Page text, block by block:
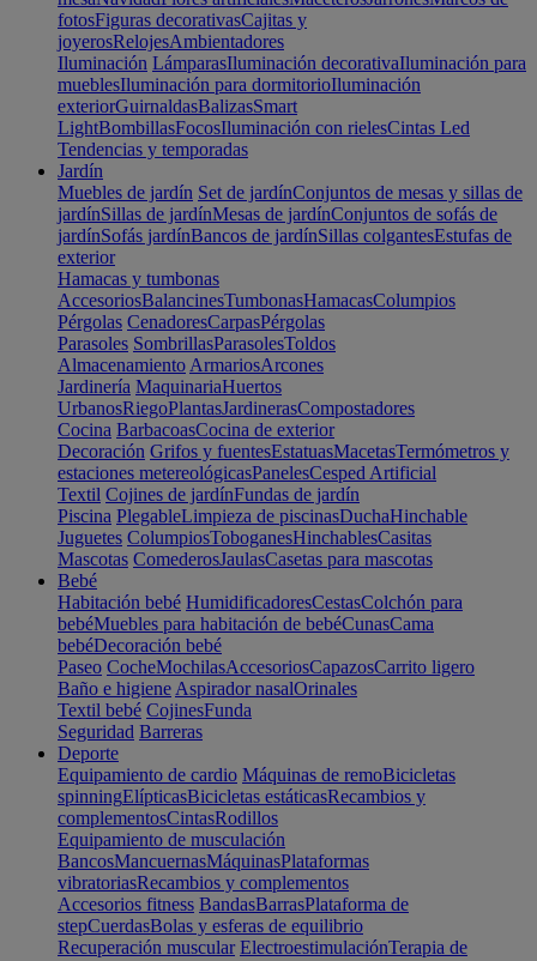
fotosFiguras decorativasCajitas y
joyerosRelojesAmbientadores
Iluminación LámparasIluminación decorativaIluminación para
mueblesIluminación para dormitorioIluminación
exteriorGuirnaldasBalizasSmart
LightBombillasFocosIluminación con rielesCintas Led
Tendencias y temporadas
Jardín
Muebles de jardín Set de jardínConjuntos de mesas y sillas de
jardínSillas de jardínMesas de jardínConjuntos de sofás de
jardínSofás jardínBancos de jardínSillas colgantesEstufas de
exterior
Hamacas y tumbonas
AccesoriosBalancinesTumbonasHamacasColumpios
Pérgolas CenadoresCarpasPérgolas
Parasoles SombrillasParasolesToldos
Almacenamiento ArmariosArcones
Jardinería MaquinariaHuertos
UrbanosRiegoPlantasJardinerasCompostadores
Cocina BarbacoasCocina de exterior
Decoración Grifos y fuentesEstatuasMacetasTermómetros y
estaciones metereológicasPanelesCesped Artificial
Textil Cojines de jardínFundas de jardín
Piscina PlegableLimpieza de piscinasDuchaHinchable
Juguetes ColumpiosToboganesHinchablesCasitas
Mascotas ComederosJaulasCasetas para mascotas
Bebé
Habitación bebé HumidificadoresCestasColchón para
bebéMuebles para habitación de bebéCunasCama
bebéDecoración bebé
Paseo CocheMochilasAccesoriosCapazosCarrito ligero
Baño e higiene Aspirador nasalOrinales
Textil bebé CojinesFunda
Seguridad Barreras
Deporte
Equipamiento de cardio Máquinas de remoBicicletas
spinningElípticasBicicletas estáticasRecambios y
complementosCintasRodillos
Equipamiento de musculación
BancosMancuernasMáquinasPlataformas
vibratoriasRecambios y complementos
Accesorios fitness BandasBarrasPlataforma de
stepCuerdasBolas y esferas de equilibrio
Recuperación muscular ElectroestimulaciónTerapia de